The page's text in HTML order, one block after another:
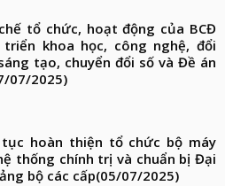
tổ chức, hoạt động của BCĐ
triển khoa học, công nghệ, đổi
tạo, chuyển đổi số và Đề án
07/2025)
tục hoàn thiện tổ chức bộ máy
thống chính trị và chuẩn bị Đại
bộ các cấp(05/07/2025)